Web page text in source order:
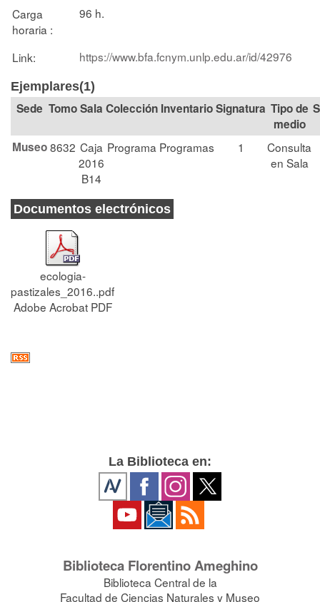
Carga
horaria :
96 h.
Link: https://www.bfa.fcnym.unlp.edu.ar/id/42976
Ejemplares(1)
TomoSala Colección Signatura Tipo de
medio
Museo8632 Caja
2016
B14
Programa Programas 1
Consulta
en Sala
Documentos electrónicos
ecologia-
pastizales_2016..pdf
Adobe Acrobat PDF
La Biblioteca en:
Biblioteca Florentino Ameghino
Biblioteca Central de la
Facultad de Ciencias Naturales y Museo